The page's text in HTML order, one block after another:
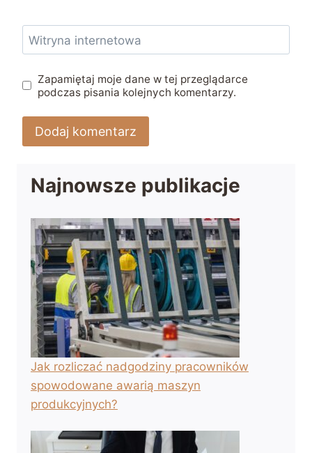
Witryna internetowa
Zapamiętaj moje dane w tej przeglądarce
podczas pisania kolejnych komentarzy.
Najnowsze publikacje
Jak rozliczać nadgodziny pracowników
spowodowane awarią maszyn
produkcyjnych?